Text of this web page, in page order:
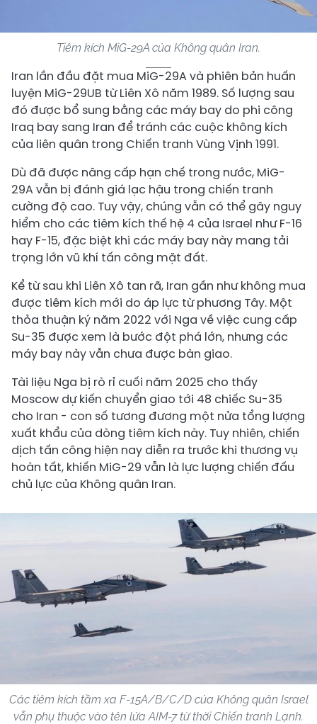
Tiêm kích MiG-29A của Không quân Iran.
Iran lần đầu đặt mua MiG-29A và phiên bản huấn
luyện MiG-29UB từ Liên Xô năm 1989. Số lượng sau
đó được bổ sung bằng các máy bay do phi công
Iraq bay sang Iran để tránh các cuộc không kích
của liên quân trong Chiến tranh Vùng Vịnh 1991.
Dù đã được nâng cấp hạn chế trong nước, MiG-
29A vẫn bị đánh giá lạc hậu trong chiến tranh
cường độ cao. Tuy vậy, chúng vẫn có thể gây nguy
hiểm cho các tiêm kích thế hệ 4 của Israel như F-16
hay F-15, đặc biệt khi các máy bay này mang tải
trọng lớn vũ khí tấn công mặt đất.
Kể từ sau khi Liên Xô tan rã, Iran gần như không mua
được tiêm kích mới do áp lực từ phương Tây. Một
thỏa thuận ký năm 2022 với Nga về việc cung cấp
Su-35 được xem là bước đột phá lớn, nhưng các
máy bay này vẫn chưa được bàn giao.
Tài liệu Nga bị rò rỉ cuối năm 2025 cho thấy
Moscow dự kiến chuyển giao tới 48 chiếc Su-35
cho Iran - con số tương đương một nửa tổng lượng
xuất khẩu của dòng tiêm kích này. Tuy nhiên, chiến
dịch tấn công hiện nay diễn ra trước khi thương vụ
hoàn tất, khiến MiG-29 vẫn là lực lượng chiến đấu
chủ lực của Không quân Iran.
Các tiêm kích tầm xa F-15A/B/C/D của Không quân Israel
vẫn phụ thuộc vào tên lửa AIM-7 từ thời Chiến tranh Lạnh.